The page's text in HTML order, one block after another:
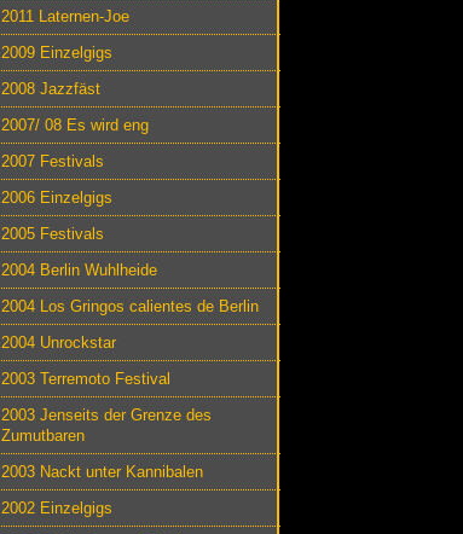
2011 Laternen-Joe
2009 Einzelgigs
2008 Jazzfäst
2007/ 08 Es wird eng
2007 Festivals
2006 Einzelgigs
2005 Festivals
2004 Berlin Wuhlheide
2004 Los Gringos calientes de Berlin
2004 Unrockstar
2003 Terremoto Festival
2003 Jenseits der Grenze des
Zumutbaren
2003 Nackt unter Kannibalen
2002 Einzelgigs